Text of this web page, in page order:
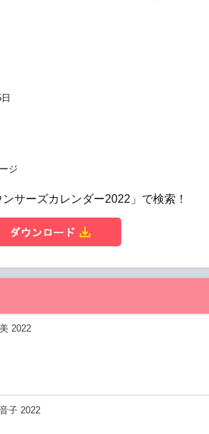
ジ
サーズカレンダー2022」で検索！
2022
子 2022